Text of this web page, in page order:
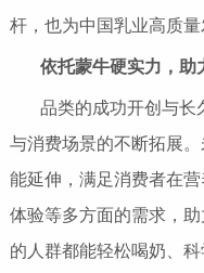
杆，也为中国乳业高质量
依托蒙牛硬实力 ， 助
品类的成功开创与长
与消费场景的不断拓展
能延伸，满足消费者在
体验等多方面的需求，
的人群都能轻松喝奶、